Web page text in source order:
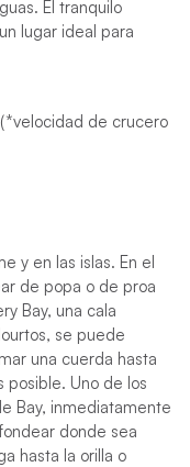
El tranquilo
lugar ideal para
de crucero
y en las islas. En el
de popa o de proa
Bay, una cala
se puede
una cuerda hasta
posible. Uno de los
Bay, inmediatamente
donde sea
hasta la orilla o